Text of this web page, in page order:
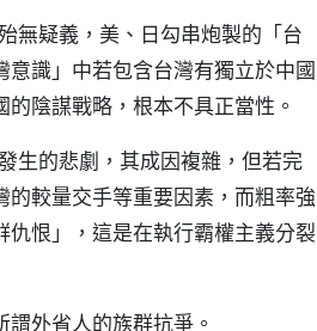
無疑義，美、日勾串炮製的「台
識」中若包含台灣有獨立於中國
陰謀戰略，根本不具正當性。
生的悲劇，其成因複雜，但若完
較量交手等重要因素，而粗率強
恨」，這是在執行霸權主義分裂
外省人的族群抗爭。